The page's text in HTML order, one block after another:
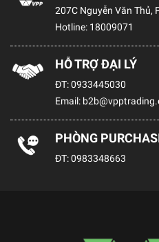
207C Nguyễn Văn Thủ,
Hotline: 18009071
HỖ TRỢ ĐẠI LÝ
ĐT:0933445030
Email:
PHÒNG
ĐT:0983348663